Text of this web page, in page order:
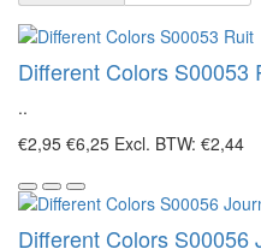
Different Colors S00053
..
€2,95 €6,25 Excl. BTW: €2,44
Different Colors S00056